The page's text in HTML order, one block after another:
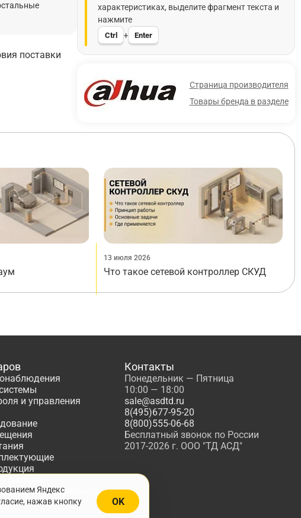
поставки
характеристиках, выделите фрагмент текста и
нажмите
Ctrl + Enter
Страница производителя
Товары бренда в разделе
13 июля 2026
Что такое сетевой контроллер СКУД
и управления
Инструменты
пожарной
Контакты
Понедельник — Пятница
10:00 — 18:00
sale@asdtd.ru
8(495)677-95-20
8(800)555-06-68
Бесплатный звонок по России
2017-2026 г. ООО "ТД АСД"
Яндекс
нажав кнопку
OK